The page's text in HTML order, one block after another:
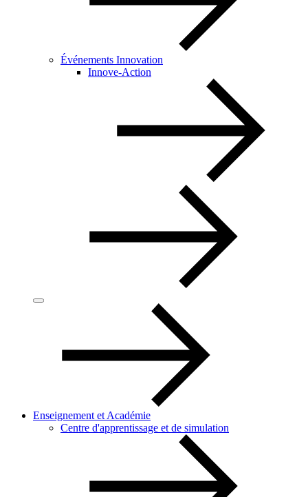
Événements Innovation
Innove-Action
Enseignement et Académie
Centre d'apprentissage et de simulation